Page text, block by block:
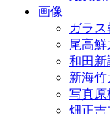
画像
ガラス
尾高
和田新
新海竹
写真原
畑正吉